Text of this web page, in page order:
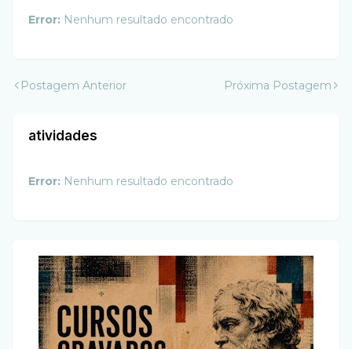
Error: Nenhum resultado encontrado
Postagem Anterior Próxima Postagem
atividades
Error: Nenhum resultado encontrado